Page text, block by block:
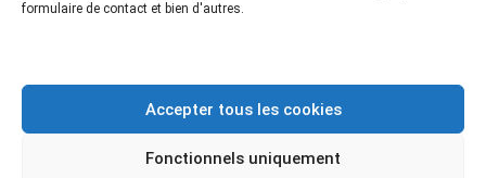
formulaire de contact et bien d'autres.
Accepter tous les cookies
Fonctionnels uniquement
Ven : 9h à 12h et 14h à 18h30
Sam : 9h à 12h et sur rendez-vous